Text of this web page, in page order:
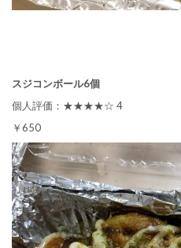
スジコンボール6個
個人評価：★★★★☆ 4
￥650